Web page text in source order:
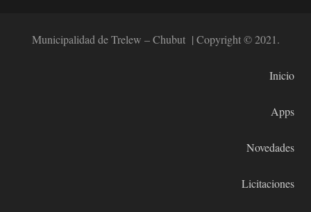
Municipalidad de Trelew – Chubut | Copyright © 2021.
Inicio
Apps
Novedades
Licitaciones